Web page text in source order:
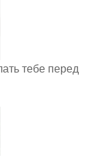
тебе перед